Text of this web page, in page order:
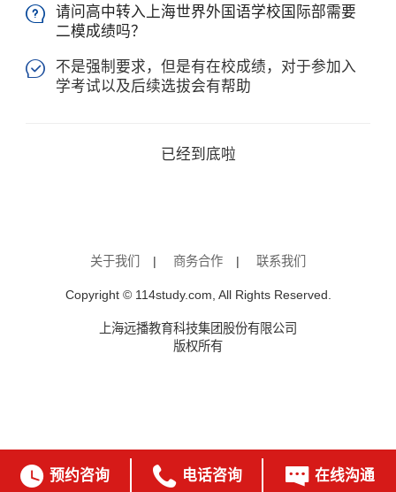

请问高中转入上海世界外国语学校国际部需要
二模成绩吗？

不是强制要求，但是有在校成绩，对于参加入
学考试以及后续选拔会有帮助
已经到底啦
关于我们 | 商务合作 | 联系我们
Copyright © 114study.com, All Rights Reserved.
上海远播教育科技集团股份有限公司
版权所有
 预约咨询  电话咨询  在线沟通